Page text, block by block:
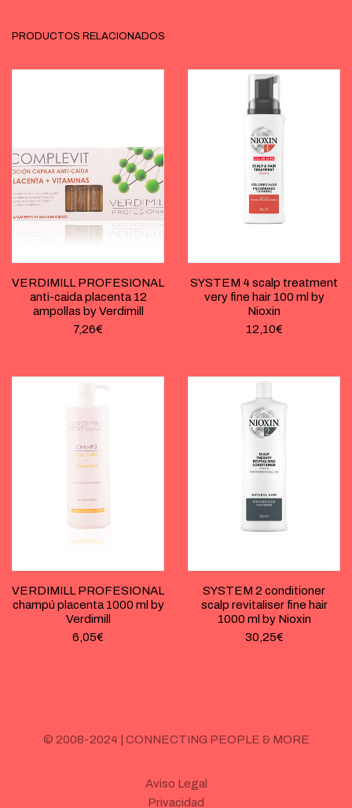
PRODUCTOS RELACIONADOS
VERDIMILL PROFESIONAL
anti-caida placenta 12
ampollas by Verdimill
7,26€
SYSTEM 4 scalp treatment
very fine hair 100 ml by
Nioxin
12,10€
VERDIMILL PROFESIONAL
champú placenta 1000 ml by
Verdimill
6,05€
SYSTEM 2 conditioner
scalp revitaliser fine hair
1000 ml by Nioxin
30,25€
© 2008-2024 | CONNECTING PEOPLE & MORE
Aviso Legal
Privacidad